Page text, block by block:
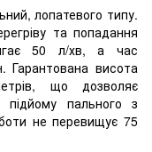
лопатевого типу.
та попадання
50 л/хв, а час
Гарантована висота
що дозволяє
пального з
не перевищує 75